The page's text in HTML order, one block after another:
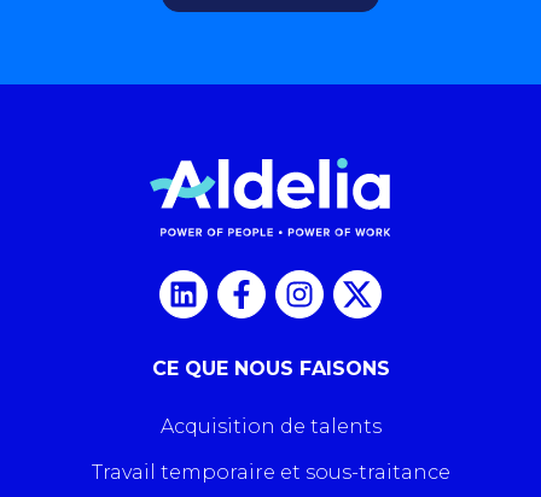
CE QUE NOUS FAISONS
Acquisition de talents
Travail temporaire et sous-traitance